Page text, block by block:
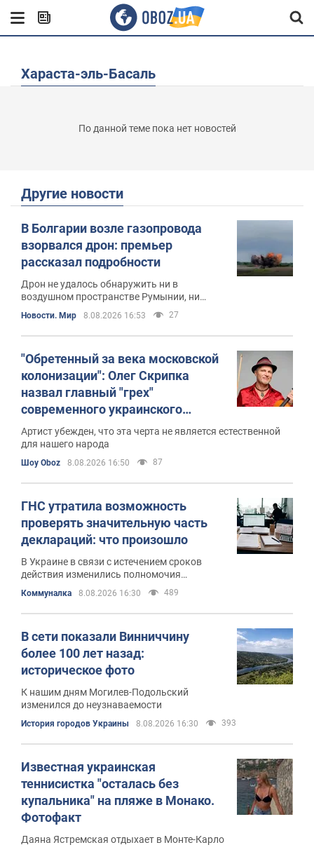
Хараста-эль-Басаль
По данной теме пока нет новостей
Другие новости
В Болгарии возле газопровода
взорвался дрон: премьер
рассказал подробности
Дрон не удалось обнаружить ни в
воздушном пространстве Румынии, ни
Новости. Мир 8.08.2026 16:53 27
"Обретенный за века московской
колонизации": Олег Скрипка
назвал главный "грех"
современного украинского
общества, от которого
необходимо избавиться
Артист убежден, что эта черта не является естественной
для нашего народа
Шоу Oboz 8.08.2026 16:50 87
ГНС утратила возможность
проверять значительную часть
деклараций: что произошло
В Украине в связи с истечением сроков
действия изменились полномочия
Коммуналка 8.08.2026 16:30 489
В сети показали Винниччину
более 100 лет назад:
историческое фото
К нашим дням Могилев-Подольский
изменился до неузнаваемости
История городов Украины 8.08.2026 16:30 393
Известная украинская
теннисистка "осталась без
купальника" на пляже в Монако.
Фотофакт
Даяна Ястремская отдыхает в Монте-Карло